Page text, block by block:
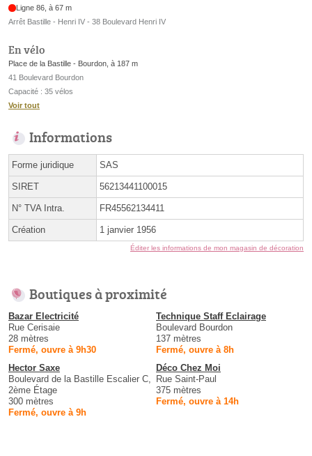
Ligne 86, à 67 m
Arrêt Bastille - Henri IV - 38 Boulevard Henri IV
En vélo
Place de la Bastille - Bourdon, à 187 m
41 Boulevard Bourdon
Capacité : 35 vélos
Voir tout
Informations
Forme juridique SAS
SIRET 56213441100015
N° TVA Intra. FR45562134411
Création 1 janvier 1956
Éditer les informations de mon magasin de décoration
Boutiques à proximité
Bazar Electricité
Rue Cerisaie
28 mètres
Fermé, ouvre à 9h30
Technique Staff Eclairage
Boulevard Bourdon
137 mètres
Fermé, ouvre à 8h
Hector Saxe
Boulevard de la Bastille Escalier C,
2ème Étage
300 mètres
Fermé, ouvre à 9h
Déco Chez Moi
Rue Saint-Paul
375 mètres
Fermé, ouvre à 14h